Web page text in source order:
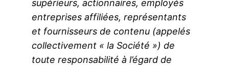
supérieurs, actionnaires, employés
entreprises affiliées, représentants
et fournisseurs de contenu (appelés
collectivement « la Société ») de
toute responsabilité à l’égard de